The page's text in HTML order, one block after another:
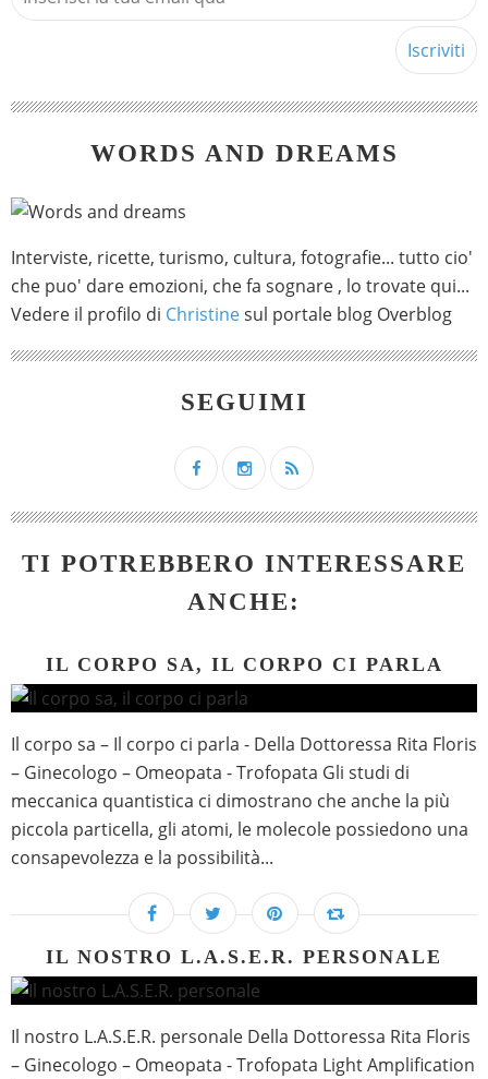
WORDS AND DREAMS
Interviste, ricette, turismo, cultura, fotografie... tutto cio'
che puo' dare emozioni, che fa sognare , lo trovate qui...
Vedere il profilo di Christinesul portale blog Overblog
SEGUIMI
TI POTREBBERO INTERESSARE
ANCHE:
IL CORPO SA, IL CORPO CI PARLA
Il corpo sa – Il corpo ci parla - Della Dottoressa Rita Floris
– Ginecologo – Omeopata - Trofopata Gli studi di
meccanica quantistica ci dimostrano che anche la più
piccola particella, gli atomi, le molecole possiedono una
consapevolezza e la possibilità...
IL NOSTRO L.A.S.E.R. PERSONALE
Il nostro L.A.S.E.R. personale Della Dottoressa Rita Floris
– Ginecologo – Omeopata - Trofopata Light Amplification